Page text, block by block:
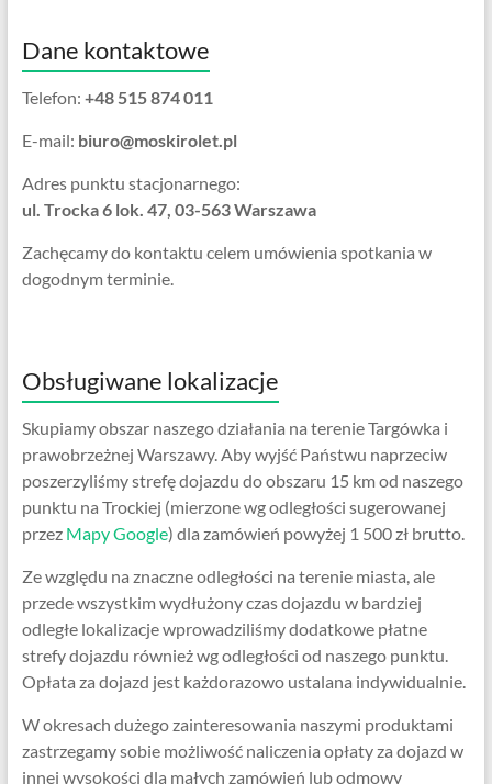
Dane kontaktowe
Telefon: +48 515 874 011
E-mail: biuro@moskirolet.pl
Adres punktu stacjonarnego:
ul. Trocka 6 lok. 47, 03-563 Warszawa
Zachęcamy do kontaktu celem umówienia spotkania w
dogodnym terminie.
Obsługiwane lokalizacje
Skupiamy obszar naszego działania na terenie Targówka i
prawobrzeżnej Warszawy. Aby wyjść Państwu naprzeciw
poszerzyliśmy strefę dojazdu do obszaru 15 km od naszego
punktu na Trockiej (mierzone wg odległości sugerowanej
przez Mapy Google) dla zamówień powyżej 1 500 zł brutto.
Ze względu na znaczne odległości na terenie miasta, ale
przede wszystkim wydłużony czas dojazdu w bardziej
odległe lokalizacje wprowadziliśmy dodatkowe płatne
strefy dojazdu również wg odległości od naszego punktu.
Opłata za dojazd jest każdorazowo ustalana indywidualnie.
W okresach dużego zainteresowania naszymi produktami
zastrzegamy sobie możliwość naliczenia opłaty za dojazd w
innej wysokości dla małych zamówień lub odmowy